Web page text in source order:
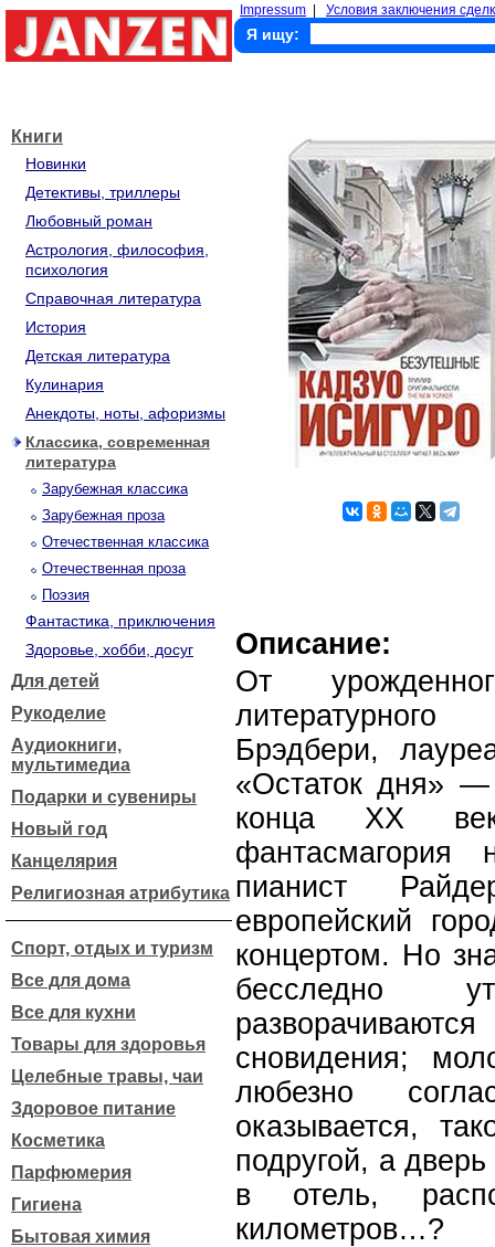
Impressum Условия заключения
Я ищу:
Книги
Новинки
Детективы, триллеры
Любовный роман
Астрология, философия,
психология
Справочная литература
История
Детская литература
Кулинария
Анекдоты, ноты, афоризмы
Классика, современная
литература
Зарубежная классика
Зарубежная проза
Отечественная классика
Отечественная проза
Поэзия
Фантастика, приключения
Здоровье, хобби, досуг
Для детей
Рукоделие
Аудиокниги,
мультимедиа
Подарки и сувениры
Новый год
Канцелярия
Религиозная атрибутика
Спорт, отдых и туризм
Все для дома
Все для кухни
Товары для здоровья
Целебные травы, чаи
Здоровое питание
Косметика
Парфюмерия
Гигиена
Бытовая химия
Описание:
От
Брэдбери,
«Остаток дня» —
конца ХХ
фантасмагория
пианист
европейский
концертом. Но
бесследно
сновидения;
любезно
оказывается,
подругой, а
в отель,
километров…?